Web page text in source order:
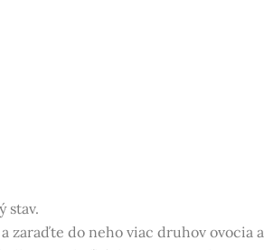
stav.
do neho viac druhov ovocia a